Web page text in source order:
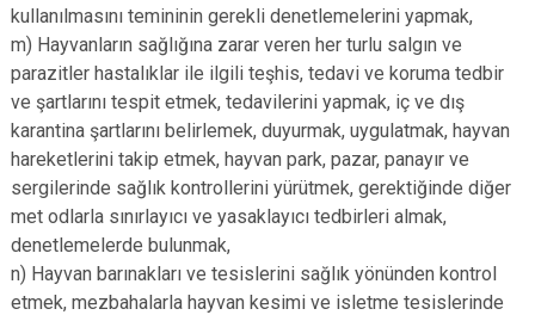
kullanılmasını temininin gerekli denetlemelerini yapmak,
m) Hayvanların sağlığına zarar veren her turlu salgın ve
parazitler hastalıklar ile ilgili teşhis, tedavi ve koruma tedbir
ve şartlarını tespit etmek, tedavilerini yapmak, iç ve dış
karantina şartlarını belirlemek, duyurmak, uygulatmak, hayvan
hareketlerini takip etmek, hayvan park, pazar, panayır ve
sergilerinde sağlık kontrollerini yürütmek, gerektiğinde diğer
met odlarla sınırlayıcı ve yasaklayıcı tedbirleri almak,
denetlemelerde bulunmak,
n) Hayvan barınakları ve tesislerini sağlık yönünden kontrol
etmek, mezbahalarla hayvan kesimi ve isletme tesislerinde